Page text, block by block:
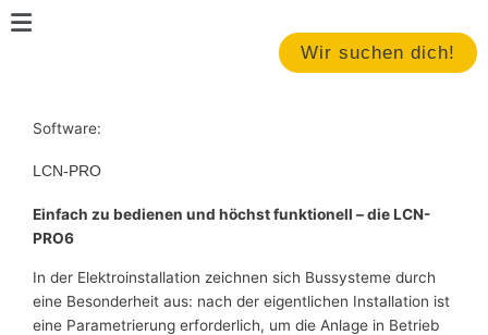
Zum
Inhalt
Main
Wir suchen dich!
Software:
LCN-PRO
Einfach zu bedienen und höchst funktionell – die LCN-
PRO6
In der Elektroinstallation zeichnen sich Bussysteme durch
eine Besonderheit aus: nach der eigentlichen Installation ist
eine Parametrierung erforderlich, um die Anlage in Betrieb